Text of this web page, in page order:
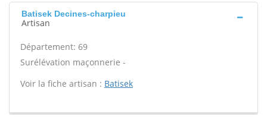
Batisek Decines-charpieu
Artisan
Département: 69
Surélévation maçonnerie -
Voir la fiche artisan : Batisek